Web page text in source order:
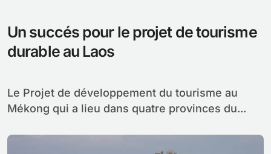
Un succés pour le projet de tourisme
durable au Laos
Le Projet de développement du tourisme au
Mékong qui a lieu dans quatre provinces du...